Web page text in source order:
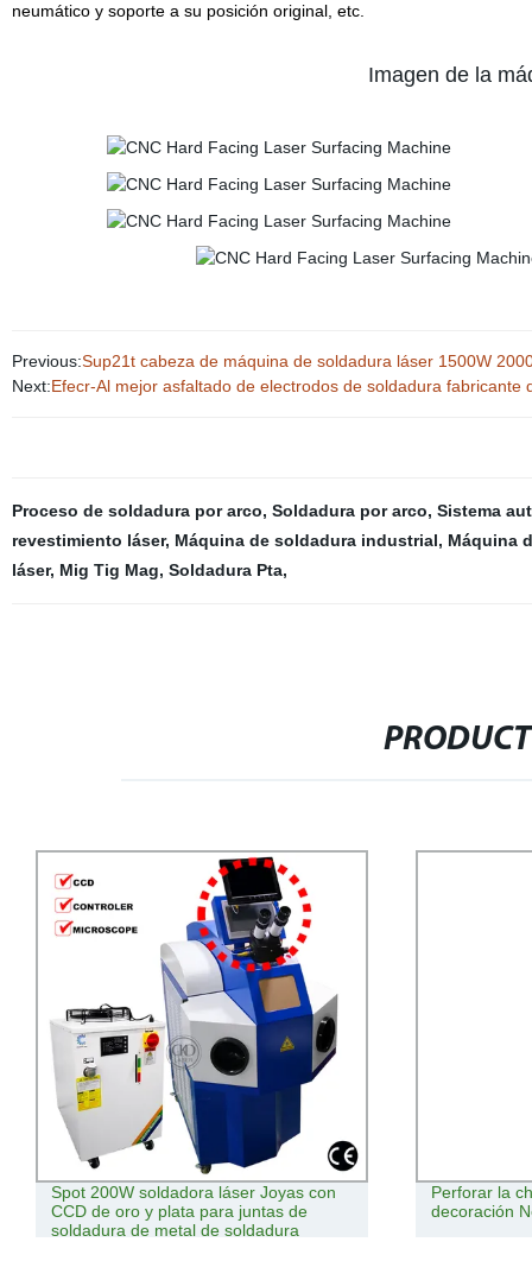
neumático y soporte a su posición original, etc.
Imagen de la
Previous:Sup21t cabeza de máquina de soldadura láser 1500W
Next:Efecr-Al mejor asfaltado de electrodos de soldadura fabricante
Proceso de soldadura por arco, Soldadura por arco, Sistema
revestimiento láser, Máquina de soldadura industrial, Máquina
láser, Mig Tig Mag, Soldadura Pta,
Spot 200W soldadora láser Joyas con
CCD de oro y plata para juntas de
soldadura de metal de soldadura
Perforar la
decoración